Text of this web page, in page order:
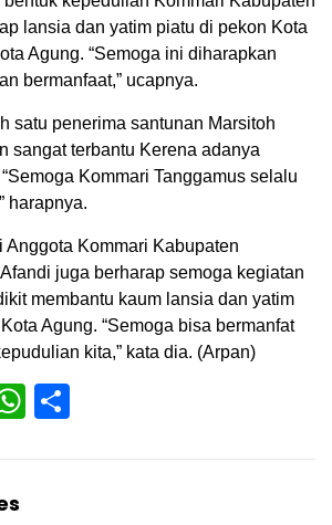
lansia dan yatim piatu di pekon Kota
Agung. “Semoga ini diharapkan
bermanfaat,” ucapnya.
satu penerima santunan Marsitoh
sangat terbantu Kerena adanya
Kommari Tanggamus selalu
harapnya.
Anggota Kommari Kabupaten
juga berharap semoga kegiatan
membantu kaum lansia dan yatim
Agung. “Semoga bisa bermanfat
kita,” kata dia. (Arpan)
WhatsApp